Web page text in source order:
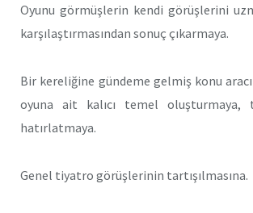
Oyunu görmüşlerin kendi görüşlerini
karşılaştırmasından sonuç çıkarmaya.
Bir kereliğine gündeme gelmiş konu
oyuna ait kalıcı temel oluşturmaya,
hatırlatmaya.
Genel tiyatro görüşlerinin tartışılmasına.